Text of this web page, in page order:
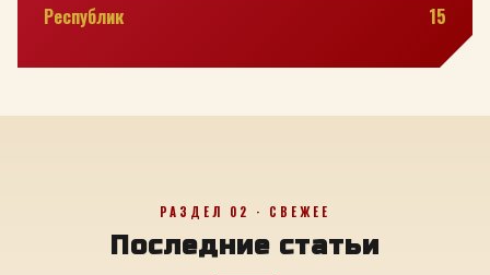
Республик
15
РАЗДЕЛ 02 · СВЕЖЕЕ
Последние статьи